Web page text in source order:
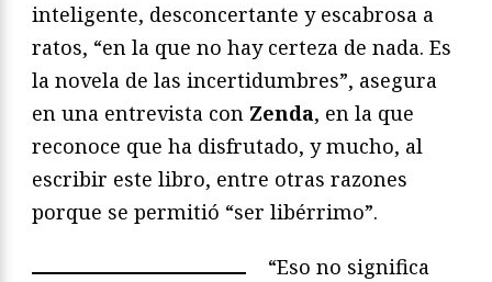
inteligente, desconcertante y escabrosa a
ratos, “en la que no hay certeza de nada. Es
la novela de las incertidumbres”, asegura
en una entrevista con Zenda, en la que
reconoce que ha disfrutado, y mucho, al
escribir este libro, entre otras razones
porque se permitió “ser libérrimo”.
“Eso no significa